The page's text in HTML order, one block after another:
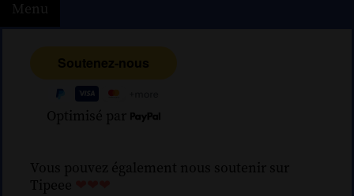
Menu
Optimisé par
Vous pouvez également nous soutenir sur
Tipeee